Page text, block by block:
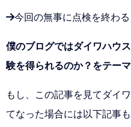
→今回の無事に点検を終わる
僕のブログではダイワハウ
験を得られるのか？をテー
もし、この記事を見てダイ
てなった場合には以下記事